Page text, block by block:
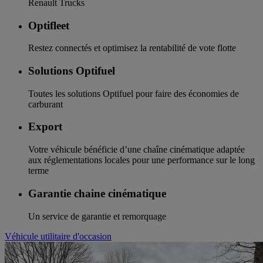
Renault Trucks
Optifleet
Restez connectés et optimisez la rentabilité de vote flotte
Solutions Optifuel
Toutes les solutions Optifuel pour faire des économies de
carburant
Export
Votre véhicule bénéficie d’une chaîne cinématique adaptée
aux réglementations locales pour une performance sur le long
terme
Garantie chaine cinématique
Un service de garantie et remorquage
Véhicule utilitaire d'occasion